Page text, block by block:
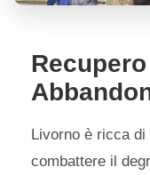
Livorno è ricca
combattere il